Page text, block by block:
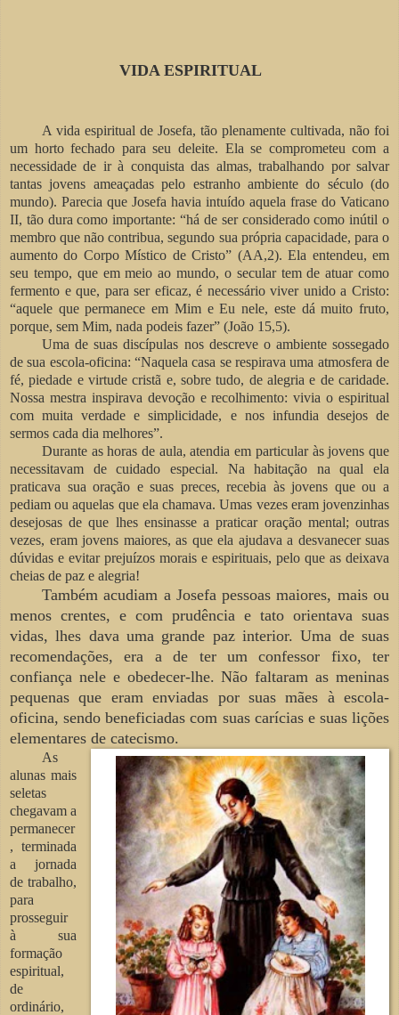
VIDA ESPIRITUAL
A vida espiritual de Josefa, tão plenamente cultivada, não foi
um horto fechado para seu deleite. Ela se comprometeu com a
necessidade de ir à conquista das almas, trabalhando por salvar
tantas jovens ameaçadas pelo estranho ambiente do século (do
mundo). Parecia que Josefa havia intuído aquela frase do Vaticano
II, tão dura como importante: “há de ser considerado como inútil o
membro que não contribua, segundo sua própria capacidade, para o
aumento do Corpo Místico de Cristo” (AA,2). Ela entendeu, em
seu tempo, que em meio ao mundo, o secular tem de atuar como
fermento e que, para ser eficaz, é necessário viver unido a Cristo:
“aquele que permanece em Mim e Eu nele, este dá muito fruto,
porque, sem Mim, nada podeis fazer” (João 15,5).
Uma de suas discípulas nos descreve o ambiente sossegado
de sua escola-oficina: “Naquela casa se respirava uma atmosfera de
fé, piedade e virtude cristã e, sobre tudo, de alegria e de caridade.
Nossa mestra inspirava devoção e recolhimento: vivia o espiritual
com muita verdade e simplicidade, e nos infundia desejos de
sermos cada dia melhores”.
Durante as horas de aula, atendia em particular às jovens que
necessitavam de cuidado especial. Na habitação na qual ela
praticava sua oração e suas preces, recebia às jovens que ou a
pediam ou aquelas que ela chamava. Umas vezes eram jovenzinhas
desejosas de que lhes ensinasse a praticar oração mental; outras
vezes, eram jovens maiores, as que ela ajudava a desvanecer suas
dúvidas e evitar prejuízos morais e espirituais, pelo que as deixava
cheias de paz e alegria!
Também acudiam a Josefa pessoas maiores, mais ou
menos crentes, e com prudência e tato orientava suas
vidas, lhes dava uma grande paz interior. Uma de suas
recomendações, era a de ter um confessor fixo, ter
confiança nele e obedecer-lhe. Não faltaram as meninas
pequenas que eram enviadas por suas mães à escola-
oficina, sendo beneficiadas com suas carícias e suas lições
elementares de catecismo.
As
alunas mais
seletas
chegavam a
permanecer
, terminada
a jornada
de trabalho,
para
prosseguir
à sua
formação
espiritual,
de
ordinário,